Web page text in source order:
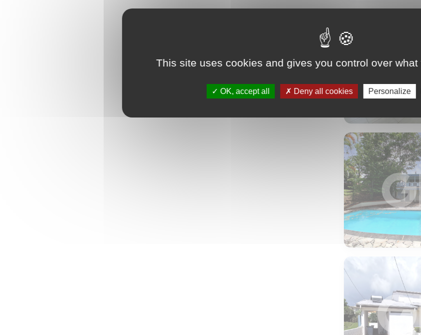
This site uses cookies and gives you control over
OK, accept all Deny all cookies Personalize